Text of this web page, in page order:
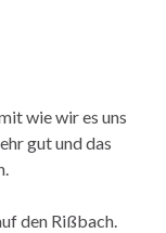
wie wir es uns
gut und das
den Rißbach.